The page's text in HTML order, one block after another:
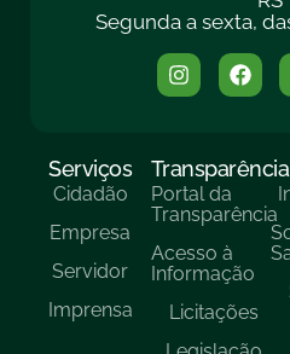
Segunda a sexta,
Serviços
Cidadão
Empresa
Servidor
Imprensa
Transparência
Portal da
Transparência
Acesso à
Informação
Licitações